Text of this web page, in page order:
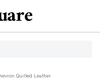
Quilted Leather